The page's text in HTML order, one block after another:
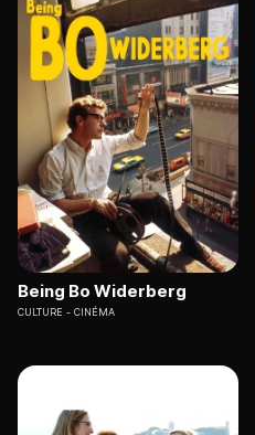
Being Bo Widerberg
CULTURE CINÉMA